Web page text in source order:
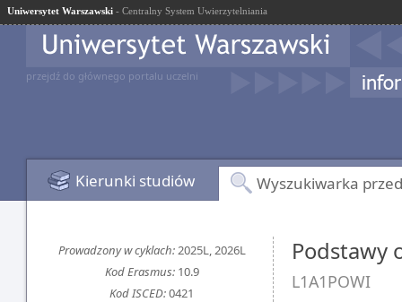
Uniwersytet Warszawski - Centralny System Uwierzytelniania
przejdź do głównego portalu uczelni
Kierunki studiów Wyszukiwarka
Prowadzony w cyklach:2025L, 2026L
Kod Erasmus:10.9
Kod ISCED:0421
Podstawy
L1A1POWI